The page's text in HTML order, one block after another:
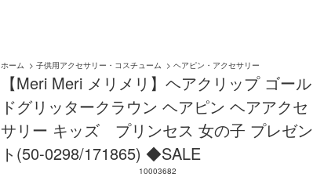
ホーム > 子供用アクセサリー・コスチューム > ヘアピン・アクセサリー
【Meri Meri メリメリ】ヘアクリップ ゴール
ドグリッタークラウン ヘアピン ヘアアクセ
サリー キッズ プリンセス 女の子 プレゼン
ト(50-0298/171865) ◆SALE
10003682